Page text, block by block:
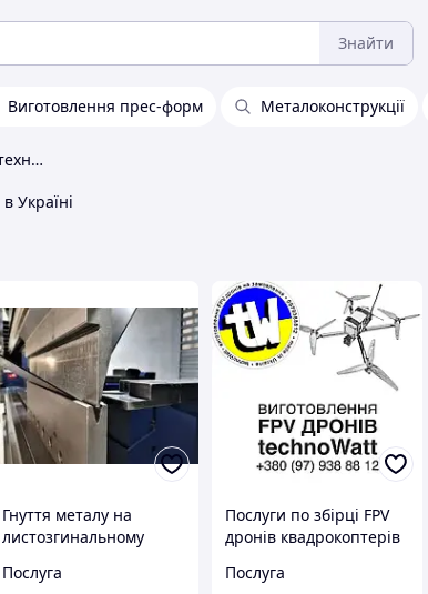
Знайти
Виготовлення прес-форм Металоконструкції
Проектно-конструкторські та технологічні роботи
в Україні
Гнуття металу на
листозгинальному
Швидкість, Якість!
Послуга
Послуги по збірці FPV
дронів квадрокоптерів
Послуга